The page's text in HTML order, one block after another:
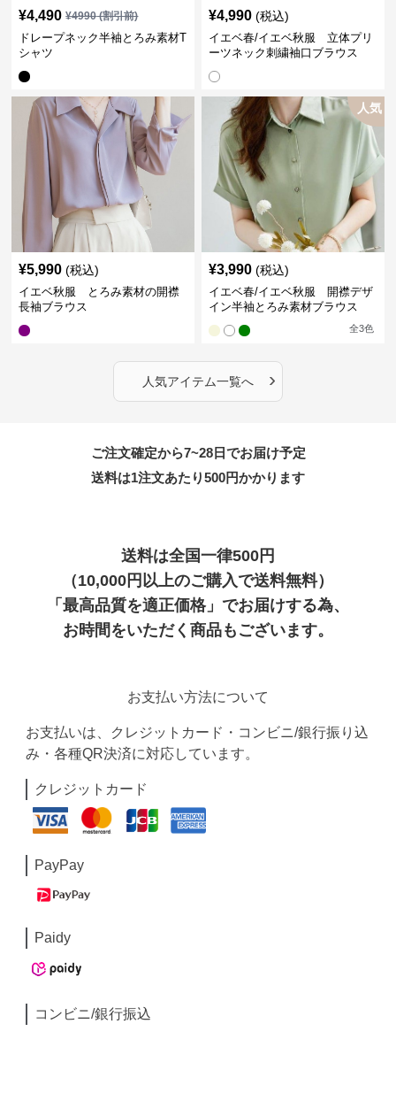
¥4,490 ¥4990(割引前)
ドレープネック半袖とろみ素材T
シャツ
¥4,990 (税込)
イエベ春/イエベ秋服 立体プリ
ーツネック刺繍袖口ブラウス
¥5,990 (税込)
イエベ秋服 とろみ素材の開襟
長袖ブラウス
人気
¥3,990 (税込)
イエベ春/イエベ秋服 開襟デザ
イン半袖とろみ素材ブラウス
全3色
人気アイテム一覧へ ›
ご注文確定から7~28日でお届け予定
送料は1注文あたり500円かかります
送料は全国一律500円
（10,000円以上のご購入で送料無料）
「最高品質を適正価格」でお届けする為、
お時間をいただく商品もございます。
お支払い方法について
お支払いは、クレジットカード・コンビニ/銀行振り込
み・各種QR決済に対応しています。
クレジットカード
PayPay
Paidy
コンビニ/銀行振込